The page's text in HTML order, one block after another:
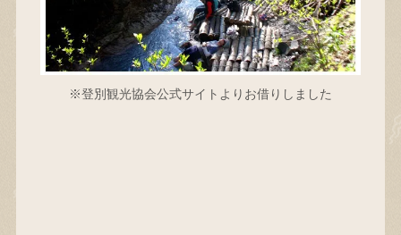
※登別観光協会公式サイトよりお借りしました